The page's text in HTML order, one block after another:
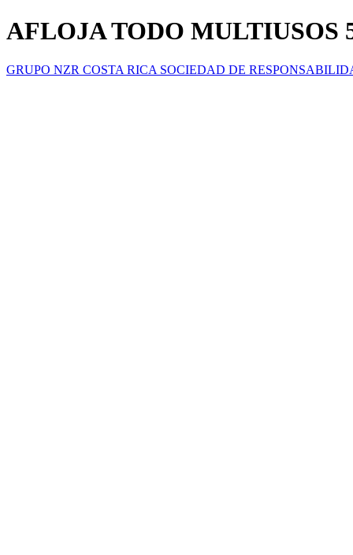
AFLOJA TODO MULTIUSOS
GRUPO NZR COSTA RICA SOCIEDAD DE